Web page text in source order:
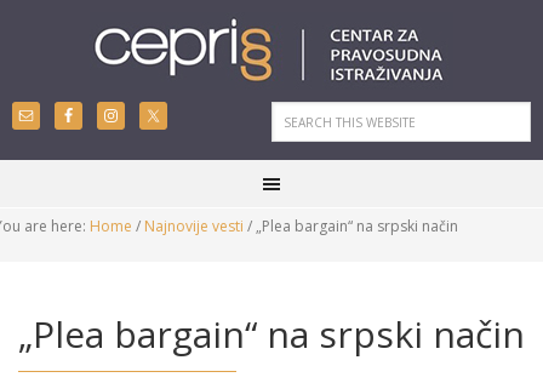
are here: Home / Najnovije vesti / „Plea bargain“ na srpski način
„Plea bargain“ na srpski način